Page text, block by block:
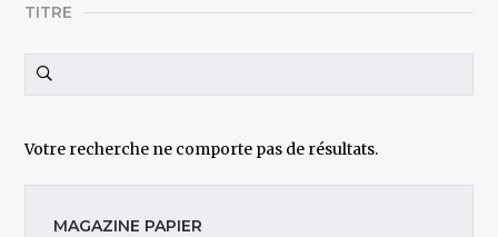
TITRE
Votre recherche ne comporte pas de résultats.
MAGAZINE PAPIER